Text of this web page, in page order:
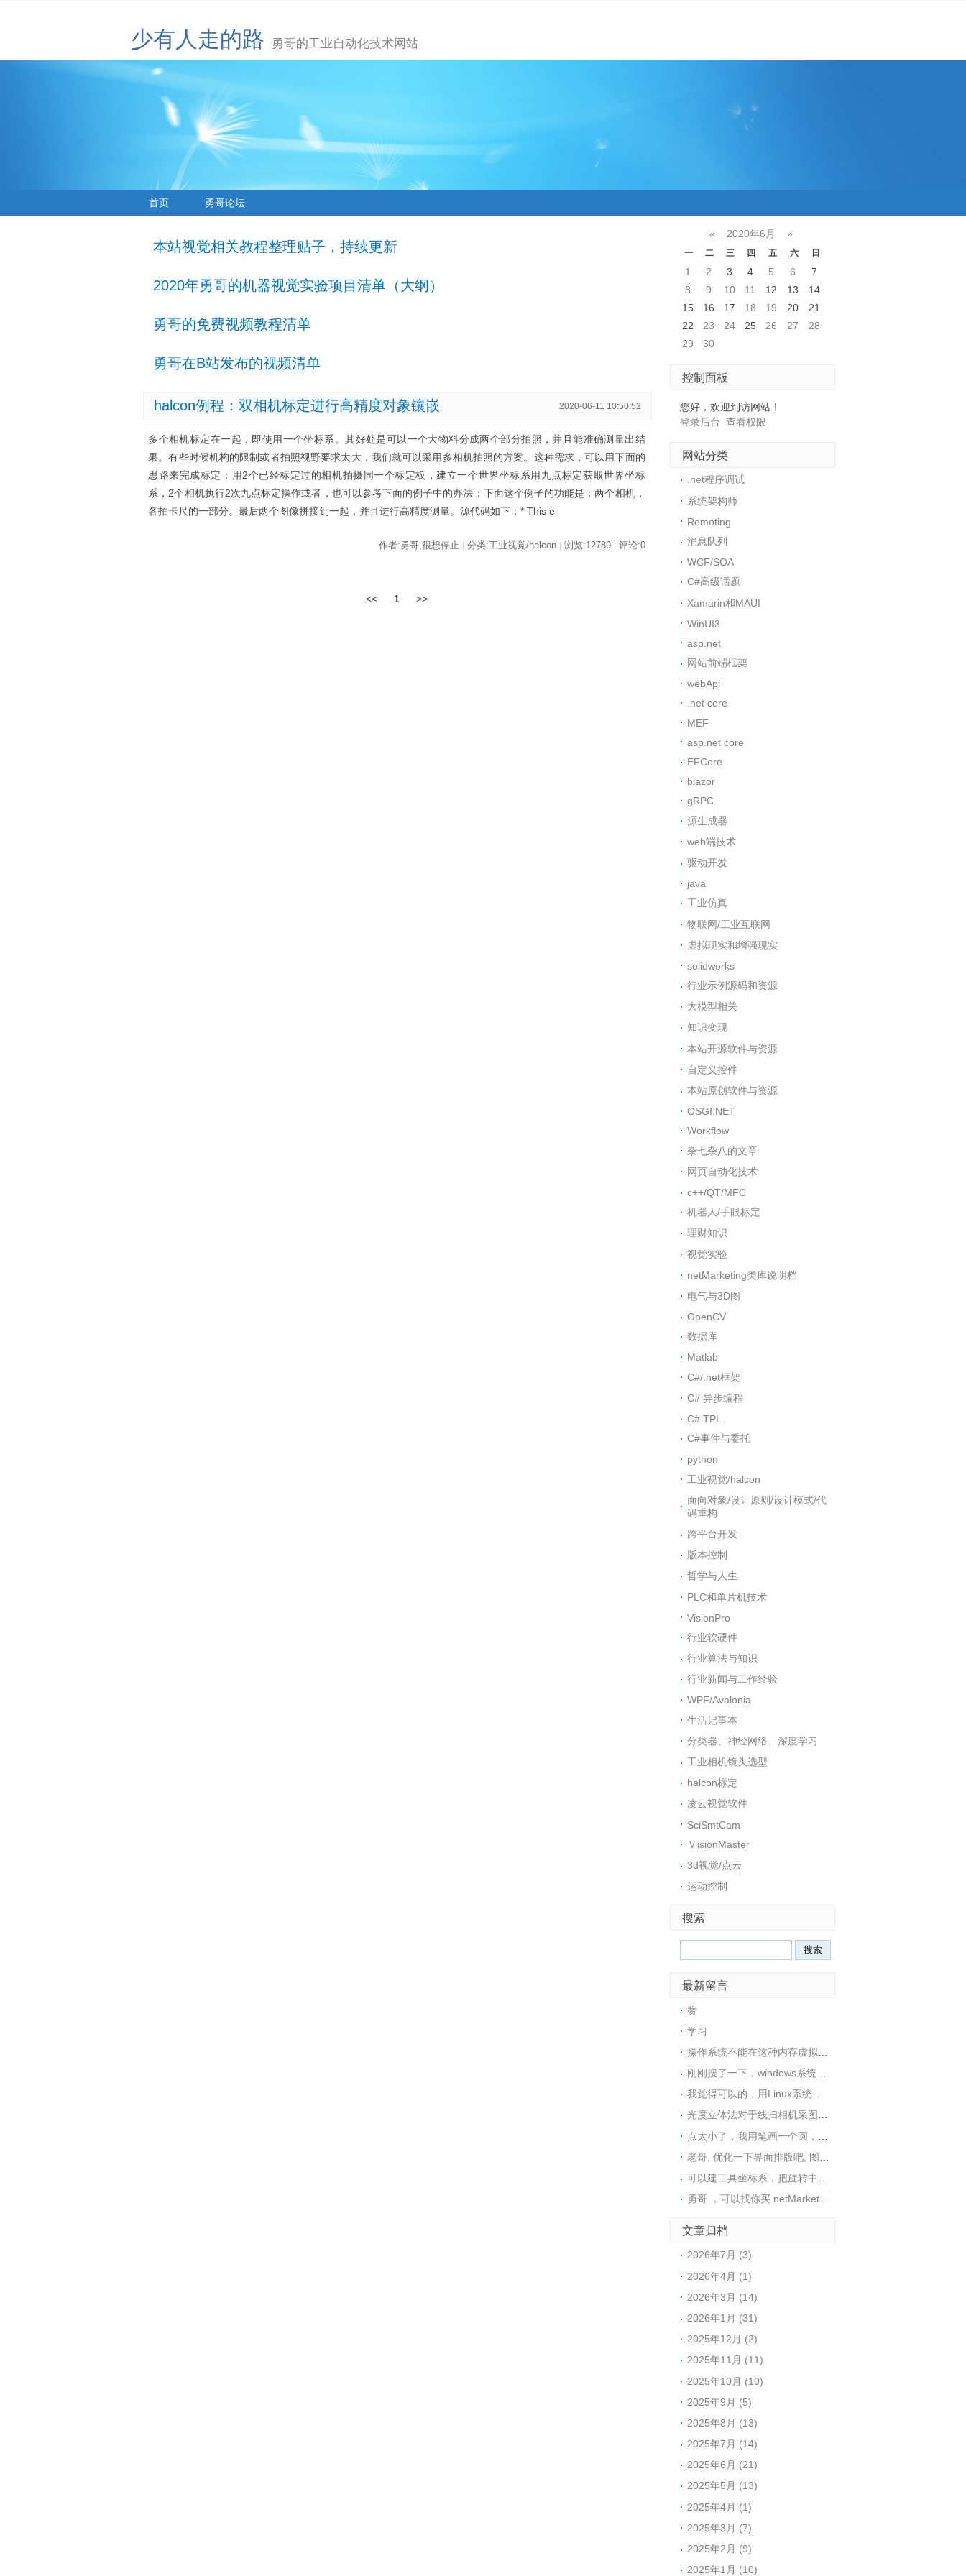
少有人走的路 勇哥的工业自动化技术网站
首页 勇哥论坛
本站视觉相关教程整理贴子，持续更新
2020年勇哥的机器视觉实验项目清单（大纲）
勇哥的免费视频教程清单
勇哥在B站发布的视频清单
halcon例程：双相机标定进行高精度对象镶嵌 2020-06-11 10:50:52
多个相机标定在一起，即使用一个坐标系。其好处是可以一个大物料分成两个部分拍照，并且能准确测量出结
果。有些时候机构的限制或者拍照视野要求太大，我们就可以采用多相机拍照的方案。这种需求，可以用下面的
思路来完成标定：用2个已经标定过的相机拍摄同一个标定板，建立一个世界坐标系用九点标定获取世界坐标
系，2个相机执行2次九点标定操作或者，也可以参考下面的例子中的办法：下面这个例子的功能是：两个相机，
各拍卡尺的一部分。最后两个图像拼接到一起，并且进行高精度测量。源代码如下：* This e
作者:勇哥,很想停止 | 分类:工业视觉/halcon | 浏览:12789 | 评论:0
<< 1 >>
« 2020年6月 »
一 二 三 四 五 六 日
1 2 3 4 5 6
7
8
9 10 11 12 13
14
15
16 17 18 19 20
21
22
23 24 25 26 27
28
29
30
控制面板
您好，欢迎到访网站！
登录后台 查看权限
网站分类
.net程序调试
系统架构师
Remoting
消息队列
WCF/SOA
C#高级话题
Xamarin和MAUI
WinUI3
asp.net
网站前端框架
webApi
.net core
MEF
asp.net core
EFCore
blazor
gRPC
源生成器
web端技术
驱动开发
java
工业仿真
物联网/工业互联网
虚拟现实和增强现实
solidworks
行业示例源码和资源
大模型相关
知识变现
本站开源软件与资源
自定义控件
本站原创软件与资源
OSGI.NET
Workflow
杂七杂八的文章
网页自动化技术
c++/QT/MFC
机器人/手眼标定
理财知识
视觉实验
netMarketing类库说明档
电气与3D图
OpenCV
数据库
Matlab
C#/.net框架
C# 异步编程
C# TPL
C#事件与委托
python
工业视觉/halcon
面向对象/设计原则/设计模式/代
码重构
跨平台开发
版本控制
哲学与人生
PLC和单片机技术
VisionPro
行业软硬件
行业算法与知识
行业新闻与工作经验
WPF/Avalonia
生活记事本
分类器、神经网络、深度学习
工业相机镜头选型
halcon标定
凌云视觉软件
SciSmtCam
ＶisionMaster
3d视觉/点云
运动控制
搜索
最新留言
赞
学习
我觉得可以的，用Linux系统可以很方便地在内存中创建一个tmpfs文件系统，然后在里面安装软件
光度立体法对于线扫相机采图，好像不是很适用，采图太麻烦了
文章归档
2026年7月 (3)
2026年4月 (1)
2026年3月 (14)
2026年1月 (31)
2025年12月 (2)
2025年11月 (11)
2025年10月 (10)
2025年9月 (5)
2025年8月 (13)
2025年7月 (14)
2025年6月 (21)
2025年5月 (13)
2025年4月 (1)
2025年3月 (7)
2025年2月 (9)
2025年1月 (10)